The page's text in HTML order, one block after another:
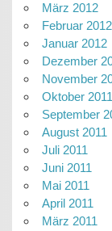
März 2012
Februar 2012
Januar 2012
Dezember
November
Oktober 2011
September
August 2011
Juli 2011
Juni 2011
Mai 2011
April 2011
März 2011